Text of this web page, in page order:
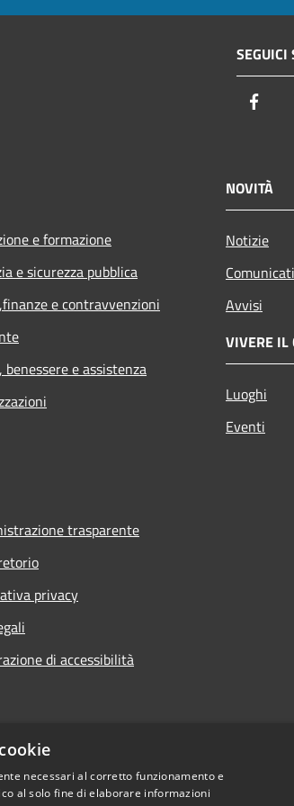
SEGUICI
e formazione
e sicurezza pubblica
e contravvenzioni
benessere e assistenza
NOVITÀ
Notizie
Comunicati
Avvisi
VIVERE IL
Luoghi
Eventi
trasparente
privacy
di accessibilità
necessari al corretto funzionamento e
al solo fine di elaborare informazioni